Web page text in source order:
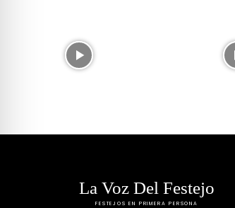
La Voz Del Festejo
FESTEJOS EN PRIMERA PERSONA